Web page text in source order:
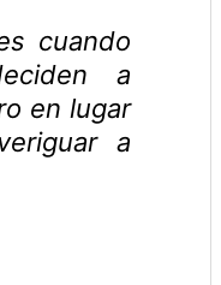
cuando
a
en lugar
a